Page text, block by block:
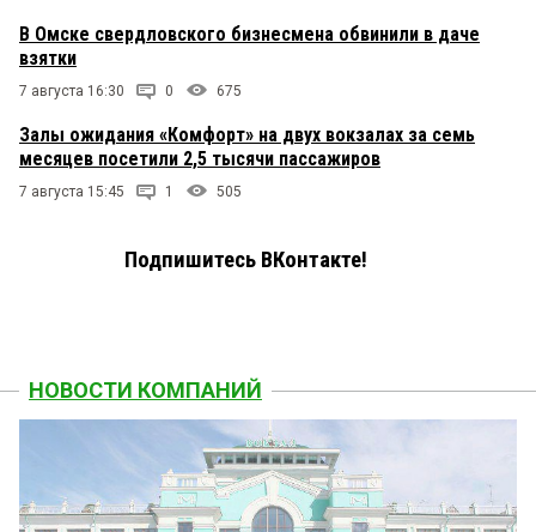
В Омске свердловского бизнесмена обвинили в даче
взятки
7 августа 16:30 0 675
Залы ожидания «Комфорт» на двух вокзалах за семь
месяцев посетили 2,5 тысячи пассажиров
7 августа 15:45 1 505
Подпишитесь ВКонтакте!
НОВОСТИ КОМПАНИЙ